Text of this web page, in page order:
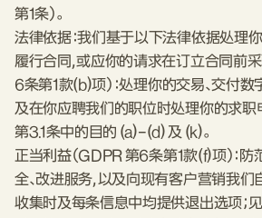
第1条）。
法律依据：我们基于以下法律依据处理你
履行合同，或应你的请求在订立合同前
6条第1款(b)项）：处理你的交易、交付数
及在你应聘我们的职位时处理你的求职
第3.1条中的目的 (a)–(d) 及 (k)。
正当利益（GDPR 第6条第1款(f)项）：防
全、改进服务，以及向现有客户营销我们
收集时及每条信息中均提供退出选项；